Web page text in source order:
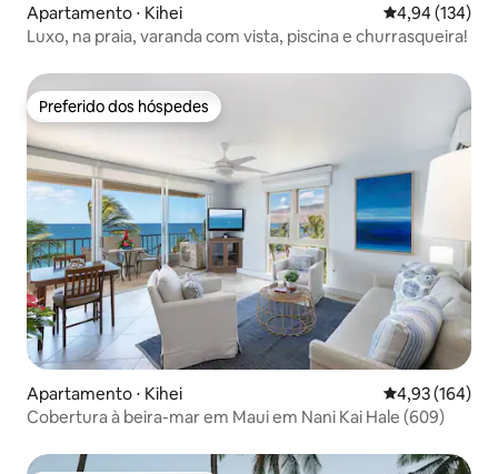
Apartamento ⋅ Kihei 4,94 de uma
4,94 (134)
Luxo, na praia, varanda com vista, piscina e churrasqueira!
Preferido dos hóspedes
Preferido dos hóspedes
Apartamento ⋅ Kihei 4,93 de uma
4,93 (164)
Cobertura à beira-mar em Maui em Nani Kai Hale (609)